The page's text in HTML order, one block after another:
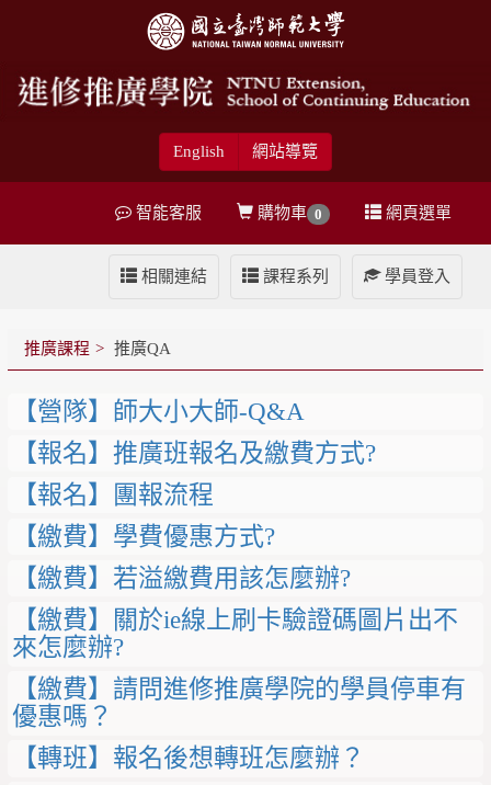
English 網站導覽
網頁選單
購物車 0
智能客服
學員登入
課程系列
相關連結
推廣課程 推廣QA
【營隊】師大小大師-Q&A
【報名】推廣班報名及繳費方式?
【報名】團報流程
【繳費】學費優惠方式?
【繳費】若溢繳費用該怎麼辦?
【繳費】關於ie線上刷卡驗證碼圖片出不
來怎麼辦?
【繳費】請問進修推廣學院的學員停車有
優惠嗎？
【轉班】報名後想轉班怎麼辦？